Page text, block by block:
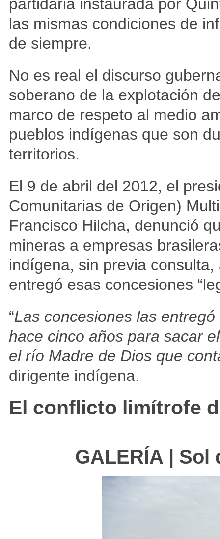
partidaria instaurada por
las mismas condiciones de
de siempre.
No es real el discurso
soberano de la explotación
marco de respeto al medio
pueblos indígenas que son
territorios.
El 9 de abril del 2012, el
Comunitarias de Origen)
Francisco Hilcha, denunció
mineras a empresas
indígena, sin previa
entregó esas concesiones
“Las concesiones las
hace cinco años para sacar
el río Madre de Dios que
dirigente indígena.
El conflicto limítrofe
GALERÍA | Sol